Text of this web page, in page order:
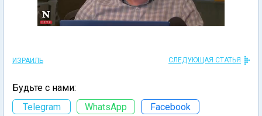
ИЗРАИЛЬ СЛЕДУЮЩАЯ СТАТЬЯ
Будьте с нами:
Telegram
WhatsApp Facebook